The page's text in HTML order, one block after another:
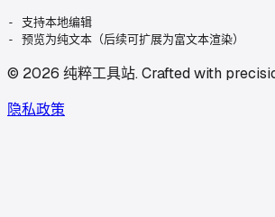
- 支持本地编辑
© 2026 纯粹工具站.Crafted with
隐私政策